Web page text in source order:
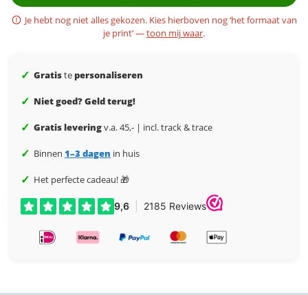
Je hebt nog niet alles gekozen. Kies hierboven nog ‘het formaat van
je print’ —toon mij waar.
✓ Gratistepersonaliseren
✓ Niet goed? Geld terug!
✓ Gratis leveringv.a. 45,- | incl. track & trace
✓ Binnen 1–3 dagen in huis
✓ Het perfecte cadeau! 🎁